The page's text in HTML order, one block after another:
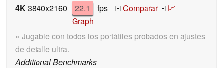
4K3840x2160 22.1 fps + Comparar + 📈
Graph
» Jugable con todos los portátiles probados en ajustes
de detalle ultra.
Additional Benchmarks